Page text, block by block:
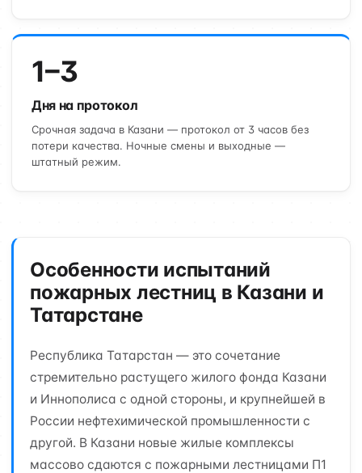
1–3
Дня на протокол
Срочная задача в Казани — протокол от 3 часов без
потери качества. Ночные смены и выходные —
штатный режим.
Особенности испытаний
пожарных лестниц в Казани и
Татарстане
Республика Татарстан — это сочетание
стремительно растущего жилого фонда Казани
и Иннополиса с одной стороны, и крупнейшей в
России нефтехимической промышленности с
другой. В Казани новые жилые комплексы
массово сдаются с пожарными лестницами П1